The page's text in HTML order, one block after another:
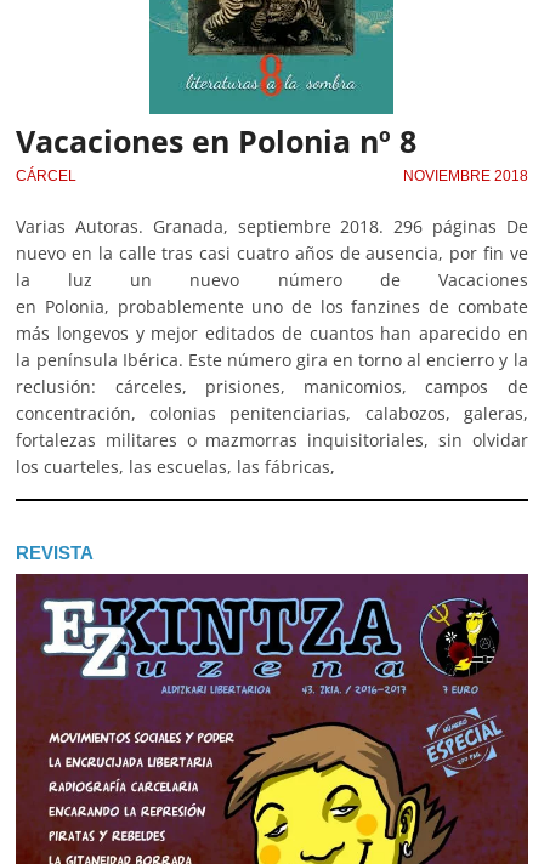
Vacaciones en Polonia nº 8
CÁRCEL NOVIEMBRE 2018
Varias Autoras. Granada, septiembre 2018. 296 páginas De
nuevo en la calle tras casi cuatro años de ausencia, por fin ve
la luz un nuevo número de Vacaciones
en Polonia, probablemente uno de los fanzines de combate
más longevos y mejor editados de cuantos han aparecido en
la península Ibérica. Este número gira en torno al encierro y la
reclusión: cárceles, prisiones, manicomios, campos de
concentración, colonias penitenciarias, calabozos, galeras,
fortalezas militares o mazmorras inquisitoriales, sin olvidar
los cuarteles, las escuelas, las fábricas,
REVISTA